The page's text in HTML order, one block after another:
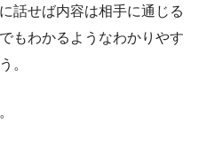
話せば内容は相手に通じる
もわかるようなわかりやす
。